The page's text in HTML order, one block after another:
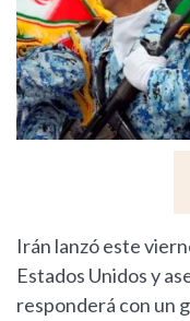
Irán lanzó este
Estados Unidos y
responderá con un